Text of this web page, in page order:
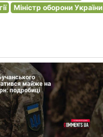
Міністр оборони України